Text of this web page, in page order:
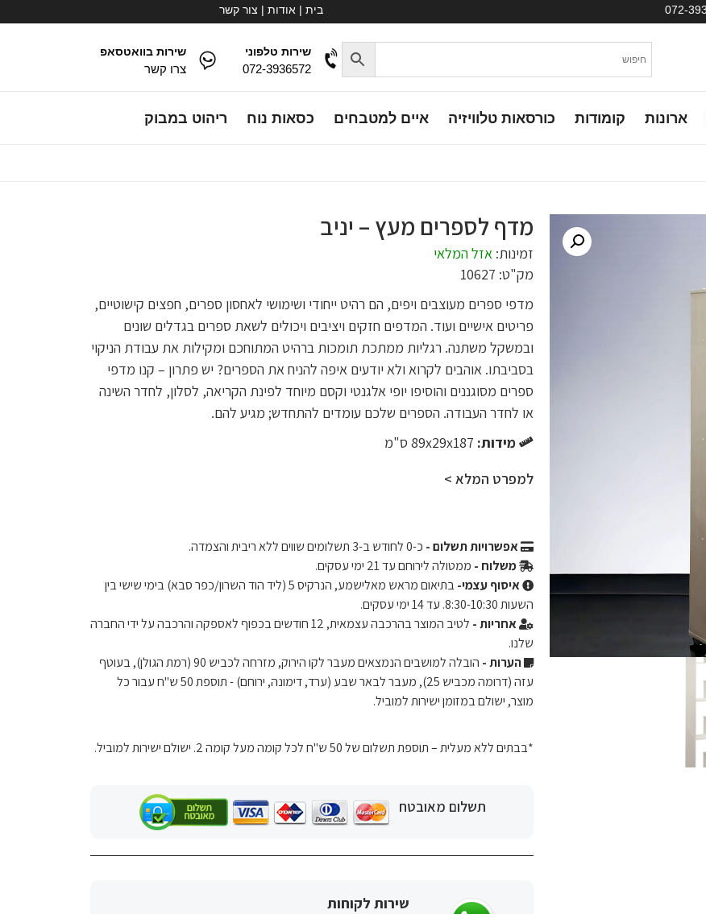
בית | אודות | צור קשר
שירות טלפוני
072-3936572
שירות בוואטסאפ
צרו קשר
ארונות קומודות כורסאות טלוויזיה איים למטבחים כסאות נוח ריהוט במבוק
מדף לספרים מעץ – יניב
זמינות: אזל המלאי
מק"ט: 10627
מדפי ספרים מעוצבים ויפים, הם רהיט ייחודי ושימושי לאחסון ספרים, חפצים קישוטיים,
פריטים אישיים ועוד. המדפים חזקים ויציבים ויכולים לשאת ספרים בגדלים שונים
ובמשקל משתנה. רגליות ממתכת תומכות ברהיט המתוחכם ומקילות את עבודת הניקוי
בסביבתו. אוהבים לקרוא ולא יודעים איפה להניח את הספרים? יש פתרון – קנו מדפי
ספרים מסוגננים והוסיפו יופי אלגנטי וקסם מיוחד לפינת הקריאה, לסלון, לחדר השינה
או לחדר העבודה. הספרים שלכם עומדים להתחדש; מגיע להם.
מידות: 89x29x187 ס"מ
למפרט המלא >
אפשרויות תשלום - כ-0לחודש ב-3 תשלומים שווים ללא ריבית והצמדה.
משלוח - ממטולה לירוחם עד 21 ימי עסקים.
איסוף עצמי-
בתיאום מראש מאלישמע, הנרקיס 5 (ליד הוד השרון/כפר סבא) בימי שישי בין
השעות 8:30-10:30. עד 14 ימי עסקים.
אחריות -
לטיב המוצר בהרכבה עצמאית, 12 חודשים בכפוף לאספקה ​​והרכבה על ידי החברה
שלנו.
הערות -
הובלה למושבים הנמצאים מעבר לקו הירוק, מזרחה לכביש 90 (רמת הגולן), בעוטף
עזה (דרומה מכביש 25), מעבר לבאר שבע (ערד, דימונה, ירוחם) - תוספת 50 ש"ח עבור כל
מוצר, ישולם במזומן ישירות למוביל.
*בבתים ללא מעלית – תוספת תשלום של 50 ש"ח לכל קומה מעל קומה 2. ישולם ישירות למוביל.
תשלום מאובטח
שירות לקוחות